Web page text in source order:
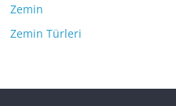
Zemin
Zemin Türleri